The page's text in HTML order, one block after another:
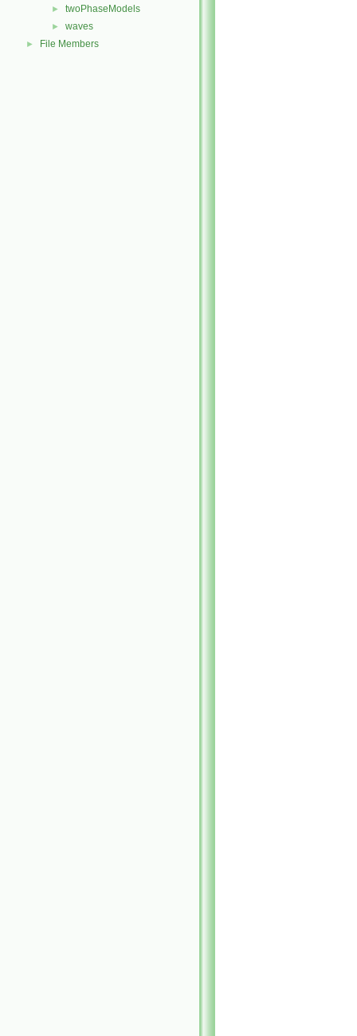
► twoPhaseModels
► waves
► File Members